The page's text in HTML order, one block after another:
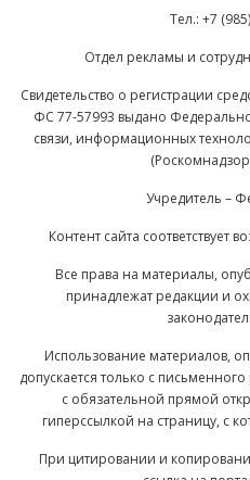
Тел.: +7
Отдел рекламы и
Свидетельство о регистрации
ФС 77-57993 выдано
связи, информационных
Учредитель –
Контент сайта соответствует
Все права на материалы,
принадлежат редакции и
Использование материалов,
допускается только с
с обязательной прямой
гиперссылкой на страницу, с
При цитировании и